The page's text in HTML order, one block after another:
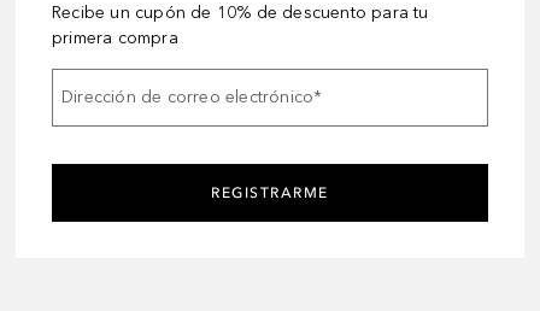
Recibe un cupón de 10% de descuento para tu
primera compra
Dirección de correo electrónico*
REGISTRARME